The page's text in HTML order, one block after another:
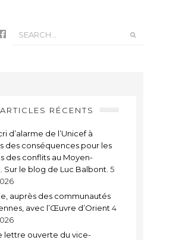
ARTICLES RÉCENTS
d’alarme de l’Unicef à
des conséquences pour les
des conflits au Moyen-
Sur le blog de Luc Balbont. 5
auprès des communautés
avec l’Œuvre d’Orient 4
lettre ouverte du vice-